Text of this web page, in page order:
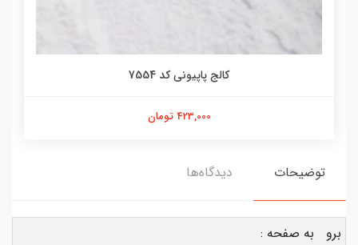
کالج پاپیونی کد 7554
423,000 تومان
توضیحات دیدگاه‌ها
برو به صفحه :